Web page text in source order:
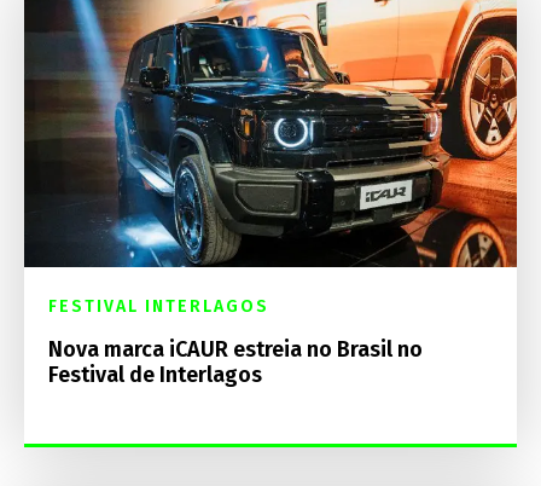
FESTIVAL INTERLAGOS
Nova marca iCAUR estreia no Brasil no
Festival de Interlagos